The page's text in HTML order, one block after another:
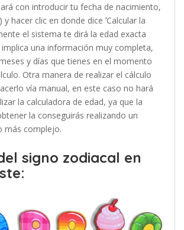
con introducir tu fecha de nacimiento,
hacer clic en donde dice ʼCalcular la
el sistema te dirá la edad exacta
una información muy completa,
y días que tienes en el momento
Otra manera de realizar el cálculo
vía manual, en este caso no hará
la calculadora de edad, ya que la
la conseguirás realizando un
más complejo.
signo zodiacal en